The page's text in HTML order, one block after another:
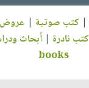
| كتب صوتية |
كتب نادرة |أبحاث
books